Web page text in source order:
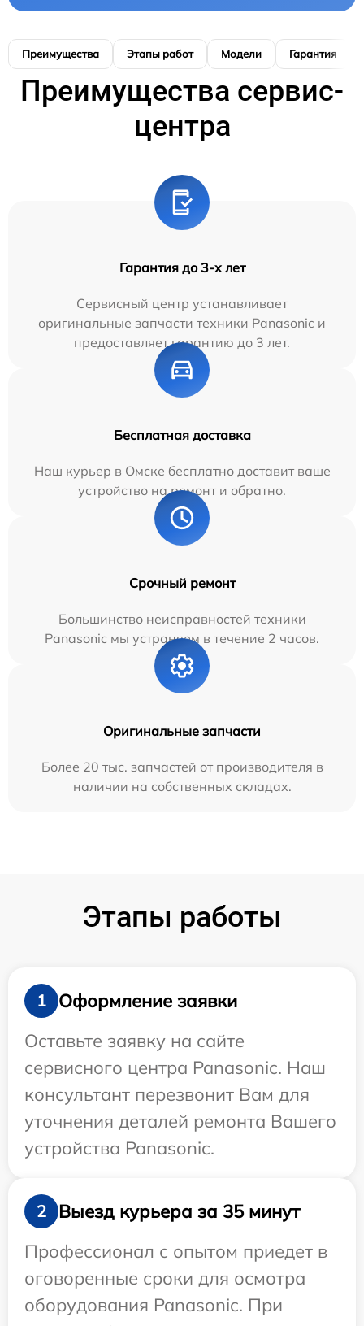
Преимущества Этапы работ Модели Гарантия
Преимущества сервис-
центра
Гарантия до 3-х лет
Сервисный центр устанавливает
оригинальные запчасти техники Panasonic и
предоставляет гарантию до 3 лет.
Бесплатная доставка
Наш курьер в Омске бесплатно доставит ваше
устройство на ремонт и обратно.
Срочный ремонт
Большинство неисправностей техники
Panasonic мы устраняем в течение 2 часов.
Оригинальные запчасти
Более 20 тыс. запчастей от производителя в
наличии на собственных складах.
Этапы работы
1
Оформление заявки
Оставьте заявку на сайте
сервисного центра Panasonic. Наш
консультант перезвонит Вам для
уточнения деталей ремонта Вашего
устройства Panasonic.
2
Выезд курьера за 35 минут
Профессионал с опытом приедет в
оговоренные сроки для осмотра
оборудования Panasonic. При